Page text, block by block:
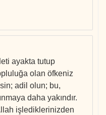
ayakta tutup
olan öfkeniz
adil olun; bu,
daha yakındır.
işlediklerinizden